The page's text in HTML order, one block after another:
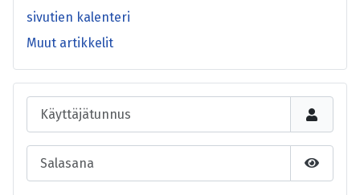
sivutien kalenteri
Muut artikkelit
Käyttäjätunnus
Salasana
Näytä